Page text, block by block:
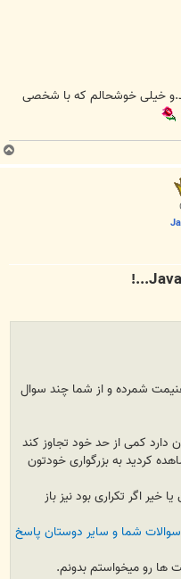
خیلی خوشحالم که با شخصی
ب
ا
شمرده و از شما چند سوال
دارد کمی از حد خود تجاوز کند
کردید به بزرگواری خودتون
اگر تکراری بود نیز باز
شما و سایر دوستان پاسخ